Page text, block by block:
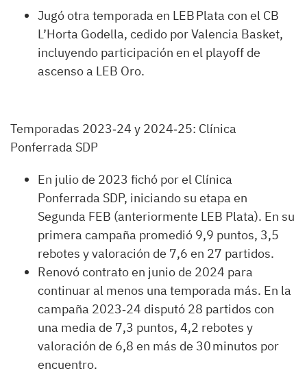
Jugó otra temporada en LEB Plata con el CB
L’Horta Godella, cedido por Valencia Basket,
incluyendo participación en el playoff de
ascenso a LEB Oro.
Temporadas 2023‑24 y 2024‑25: Clínica
Ponferrada SDP
En julio de 2023 fichó por el Clínica
Ponferrada SDP, iniciando su etapa en
Segunda FEB (anteriormente LEB Plata). En su
primera campaña promedió 9,9 puntos, 3,5
rebotes y valoración de 7,6 en 27 partidos.
Renovó contrato en junio de 2024 para
continuar al menos una temporada más. En la
campaña 2023‑24 disputó 28 partidos con
una media de 7,3 puntos, 4,2 rebotes y
valoración de 6,8 en más de 30 minutos por
encuentro.